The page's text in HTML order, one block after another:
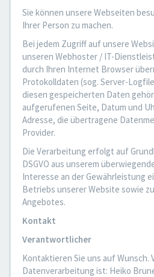
Sie können unsere Webseiten
Ihrer Person zu machen.
Bei jedem Zugriff auf unsere
unseren Webhoster / IT-
durch Ihren Internet Browser
Protokolldaten (sog. Server-
diesen gespeicherten Daten
aufgerufenen Seite, Datum und
Adresse, die übertragene
Provider.
Die Verarbeitung erfolgt auf
DSGVO aus unserem
Interesse an der Gewährleistung
Betriebs unserer Website sowie
Angebotes.
Kontakt
Verantwortlicher
Kontaktieren Sie uns auf
Datenverarbeitung ist: Heiko